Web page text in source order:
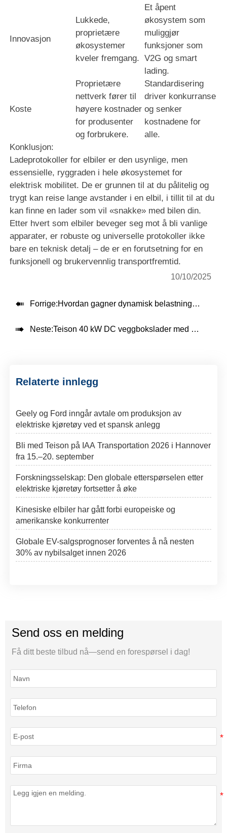
Innovasjon
Lukkede,
proprietære
økosystemer
kveler fremgang.
Et åpent
økosystem som
muliggjør
funksjoner som
V2G og smart
lading.
Koste
Proprietære
nettverk fører til
høyere kostnader
for produsenter
og forbrukere.
Standardisering
driver konkurranse
og senker
kostnadene for
alle.
Konklusjon:
Ladeprotokoller for elbiler er den usynlige, men
essensielle, ryggraden i hele økosystemet for
elektrisk mobilitet. De er grunnen til at du pålitelig og
trygt kan reise lange avstander i en elbil, i tillit til at du
kan finne en lader som vil «snakke» med bilen din.
Etter hvert som elbiler beveger seg mot å bli vanlige
apparater, er robuste og universelle protokoller ikke
bare en teknisk detalj – de er en forutsetning for en
funksjonell og brukervennlig transportfremtid.
10/10/2025
 Forrige:Hvordan gagner dynamisk belastningsfordeling deg?
 Neste:Teison 40 kW DC veggbokslader med kabelhåndteringssystem installert i Bosnia-Hercegovina, 2025
Relaterte innlegg
Geely og Ford inngår avtale om produksjon av
elektriske kjøretøy ved et spansk anlegg
Bli med Teison på IAA Transportation 2026 i Hannover
fra 15.–20. september
Forskningsselskap: Den globale etterspørselen etter
elektriske kjøretøy fortsetter å øke
Kinesiske elbiler har gått forbi europeiske og
amerikanske konkurrenter
Globale EV-salgsprognoser forventes å nå nesten
30% av nybilsalget innen 2026
Send oss en melding
Få ditt beste tilbud nå—send en forespørsel i dag!